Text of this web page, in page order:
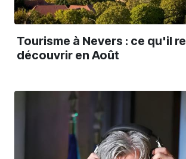
Tourisme à Nevers : ce qu'il
découvrir en Août